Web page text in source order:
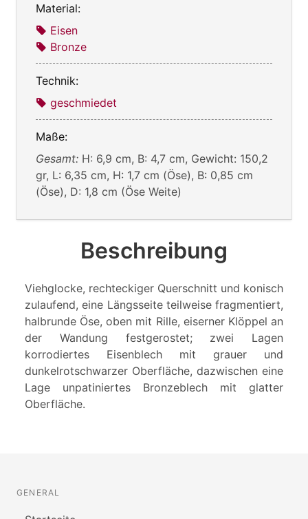
Material:
Eisen
Bronze
Technik:
geschmiedet
Maße:
Gesamt: H: 6,9 cm, B: 4,7 cm, Gewicht: 150,2
gr, L: 6,35 cm, H: 1,7 cm (Öse), B: 0,85 cm
(Öse), D: 1,8 cm (Öse Weite)
Beschreibung
Viehglocke, rechteckiger Querschnitt und konisch
zulaufend, eine Längsseite teilweise fragmentiert,
halbrunde Öse, oben mit Rille, eiserner Klöppel an
der Wandung festgerostet; zwei Lagen
korrodiertes Eisenblech mit grauer und
dunkelrotschwarzer Oberfläche, dazwischen eine
Lage unpatiniertes Bronzeblech mit glatter
Oberfläche.
GENERAL